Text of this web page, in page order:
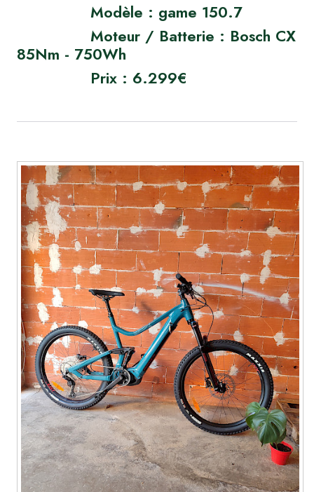
Modèle : game 150.7
Moteur / Batterie : Bosch CX
85Nm - 750Wh
Prix : 6.299€